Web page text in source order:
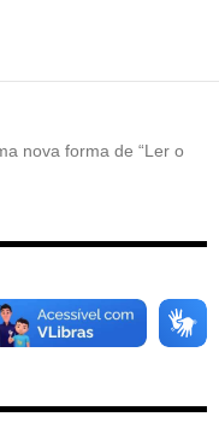
nova forma de “Ler o